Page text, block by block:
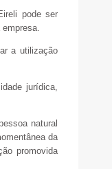
pode ser
a utilização
jurídica,
natural
da
promovida